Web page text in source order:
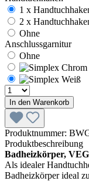
1 x
2 x
Ohne
Anschlussgarnitur
Ohne
In den Warenkorb
Produktnummer:
Produktbeschreibung
Badheizkörper,
Als idealer
Badheizkörper ideal